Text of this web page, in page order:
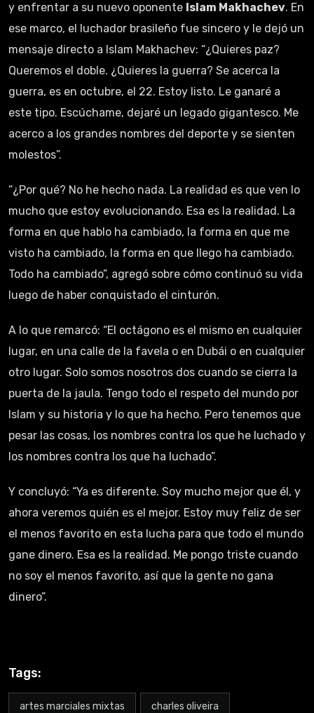
y enfrentar a su nuevo oponente Islam Makhachev. En
ese marco, el luchador brasileño fue sincero y le dejó un
mensaje directo a Islam Makhachev: “¿Quieres paz?
Queremos el doble. ¿Quieres la guerra? Se acerca la
guerra, es en octubre, el 22. Estoy listo. Le ganaré a
este tipo. Escúchame, dejaré un legado gigantesco. Me
acerco a los grandes nombres del deporte y se sienten
molestos”.
“¿Por qué? No he hecho nada. La realidad es que ven lo
mucho que estoy evolucionando. Esa es la realidad. La
forma en que hablo ha cambiado, la forma en que me
visto ha cambiado, la forma en que llego ha cambiado.
Todo ha cambiado”, agregó sobre cómo continuó su vida
luego de haber conquistado el cinturón.
A lo que remarcó: “El octágono es el mismo en cualquier
lugar, en una calle de la favela o en Dubái o en cualquier
otro lugar. Solo somos nosotros dos cuando se cierra la
puerta de la jaula. Tengo todo el respeto del mundo por
Islam y su historia y lo que ha hecho. Pero tenemos que
pesar las cosas, los nombres contra los que he luchado y
los nombres contra los que ha luchado”.
Y concluyó: “Ya es diferente. Soy mucho mejor que él, y
ahora veremos quién es el mejor. Estoy muy feliz de ser
el menos favorito en esta lucha para que todo el mundo
gane dinero. Esa es la realidad. Me pongo triste cuando
no soy el menos favorito, así que la gente no gana
dinero”.
Tags:
artes marciales mixtas charles oliveira